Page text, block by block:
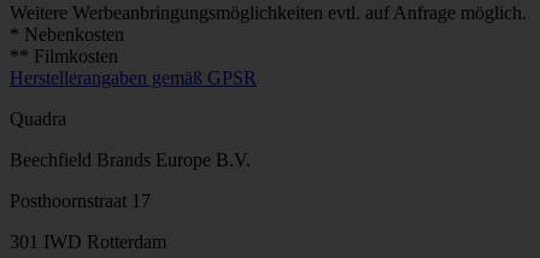
Weitere Werbeanbringungsmöglichkeiten evtl. auf Anfrage möglich.
* Nebenkosten
** Filmkosten
Herstellerangaben gemäß GPSR
Quadra
Beechfield Brands Europe B.V.
Posthoornstraat 17
301 IWD Rotterdam